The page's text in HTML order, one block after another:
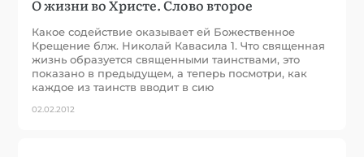
О жизни во Христе. Слово второе
Какое содействие оказывает ей Божественное
Крещение блж. Николай Кавасила 1. Что священная
жизнь образуется священными таинствами, это
показано в предыдущем, а теперь посмотри, как
каждое из таинств вводит в сию
02.02.2012